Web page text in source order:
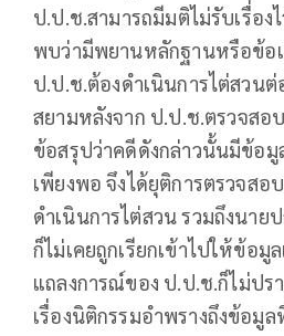
ป.ป.ช.สามารถมีมติไม่รับเรื่อ
พบว่ามีพยานหลักฐานหรือข้อ
ป.ป.ช.ต้องดำเนินการไต่สวน
สยามหลังจาก ป.ป.ช.ตรวจสอ
ข้อสรุปว่าคดีดังกล่าวนั้นมีข้อมู
เพียงพอ จึงได้ยุติการตรวจสอ
ดำเนินการไต่สวน รวมถึงนา
ก็ไม่เคยถูกเรียกเข้าไปให้ข้อมู
แถลงการณ์ของ ป.ป.ช.ก็ไม่ปร
เรื่องนิติกรรมอำพรางถึงข้อมูล